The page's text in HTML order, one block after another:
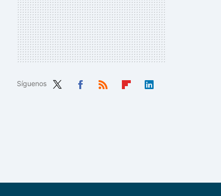
Síguenos